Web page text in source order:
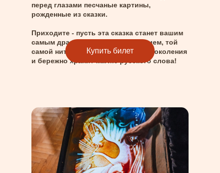
перед глазами песчаные картины,
рожденные из сказки.
Приходите - пусть эта сказка станет вашим
самым драгоценным воспоминанием, той
самой нитью, которая связывает поколения
и бережно хранит магию русского слова!
Купить билет